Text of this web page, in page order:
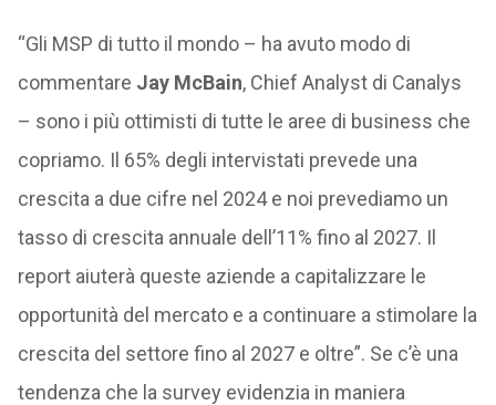
“Gli MSP di tutto il mondo – ha avuto modo di
commentare Jay McBain, Chief Analyst di Canalys
– sono i più ottimisti di tutte le aree di business che
copriamo. Il 65% degli intervistati prevede una
crescita a due cifre nel 2024 e noi prevediamo un
tasso di crescita annuale dell’11% fino al 2027. Il
report aiuterà queste aziende a capitalizzare le
opportunità del mercato e a continuare a stimolare la
crescita del settore fino al 2027 e oltre”. Se c’è una
tendenza che la survey evidenzia in maniera